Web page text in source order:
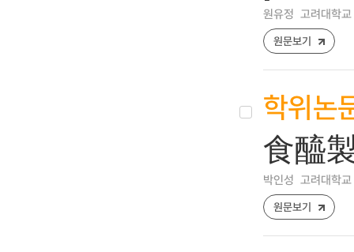
원유정 고려대학
원문보기
학위논
食醯
박인성 고려대학
원문보기